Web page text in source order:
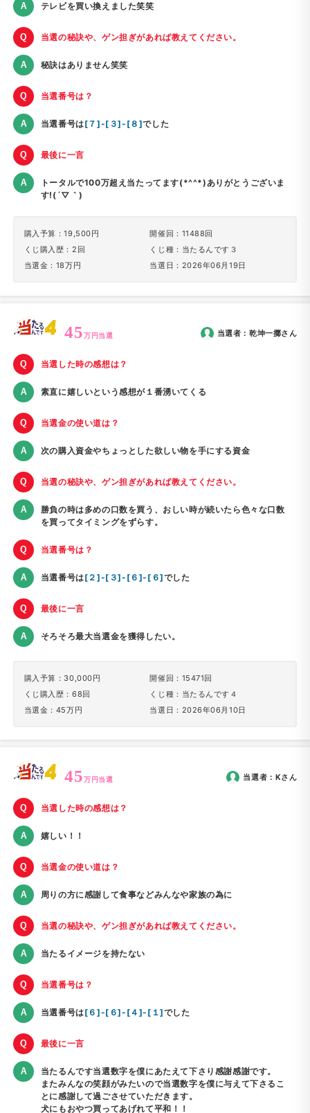
テレビを買い換えました笑笑
当選の秘訣や、ゲン担ぎがあれば教えてください。
秘訣はありません笑笑
当選番号は？
当選番号は[７]-[３]-[８]でした
最後に一言
トータルで100万超え当たってます(*^^*)ありがとうございま
す!(´▽｀)
購入予算：19,500円
くじ購入歴：2回
当選金：18万円
開催回：11488回
くじ種：当たるんです３
当選日：2026年06月19日
45万円当選 当選者： 乾坤一擲さん
当選した時の感想は？
素直に嬉しいという感想が１番湧いてくる
当選金の使い道は？
次の購入資金やちょっとした欲しい物を手にする資金
当選の秘訣や、ゲン担ぎがあれば教えてください。
勝負の時は多めの口数を買う、おしい時が続いたら色々な口数
を買ってタイミングをずらす。
当選番号は？
当選番号は[２]-[３]-[６]-[６]でした
最後に一言
そろそろ最大当選金を獲得したい。
購入予算：30,000円
くじ購入歴：68回
当選金：45万円
開催回：15471回
くじ種：当たるんです４
当選日：2026年06月10日
45万円当選 当選者： Kさん
当選した時の感想は？
嬉しい！！
当選金の使い道は？
周りの方に感謝して食事などみんなや家族の為に
当選の秘訣や、ゲン担ぎがあれば教えてください。
当たるイメージを持たない
当選番号は？
当選番号は[６]-[６]-[４]-[１]でした
最後に一言
当たるんです当選数字を僕にあたえて下さり感謝感謝です。
またみんなの笑顔がみたいので当選数字を僕に与えて下さるこ
とに感謝して過ごさせていただきます。
犬にもおやつ買ってあげれて平和！！